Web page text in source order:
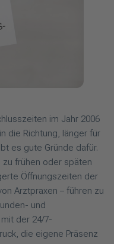
im Jahr 2006
die Richtung, länger für
es gute Gründe dafür.
zu frühen oder späten
Öffnungszeiten der
Arztpraxen – führen zu
und
der 24/7-
die eigene Präsenz